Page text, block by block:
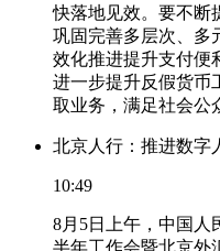
快落地见效。要不断
巩固完善多层次、多
效化推进提升支付便
进一步提升反假货币
取业务，满足社会公
北京人行：推进数字
10:49
8月5日上午，中国人
半年工作会暨北京外